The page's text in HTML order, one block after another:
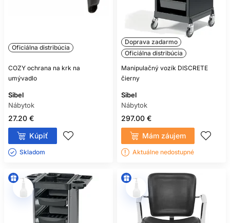
Oficiálna distribúcia
COZY ochrana na krk na
umývadlo
Sibel
Nábytok
27.20 €
Kúpiť
Skladom ㅤ
Doprava zadarmo
Oficiálna distribúcia
Manipulačný vozík DISCRETE
čierny
Sibel
Nábytok
297.00 €
Mám záujem
Aktuálne nedostupné